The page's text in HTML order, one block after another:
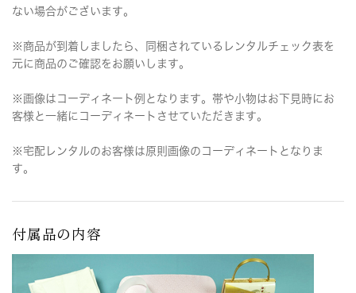
ない場合がございます。
※商品が到着しましたら、同梱されているレンタルチェック表を
元に商品のご確認をお願いします。
※画像はコーディネート例となります。帯や小物はお下見時にお
客様と一緒にコーディネートさせていただきます。
※宅配レンタルのお客様は原則画像のコーディネートとなりま
す。
付属品の内容